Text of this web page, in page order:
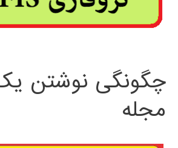
چگونگی نوشتن
مجله